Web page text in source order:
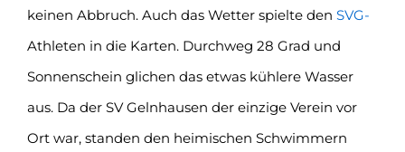
keinen Abbruch. Auch das Wetter spielte den SVG-
Athleten in die Karten. Durchweg 28 Grad und
Sonnenschein glichen das etwas kühlere Wasser
aus. Da der SV Gelnhausen der einzige Verein vor
Ort war, standen den heimischen Schwimmern